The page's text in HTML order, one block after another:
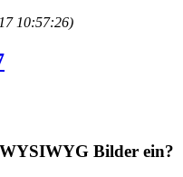
10:57:26)
Bilder ein?